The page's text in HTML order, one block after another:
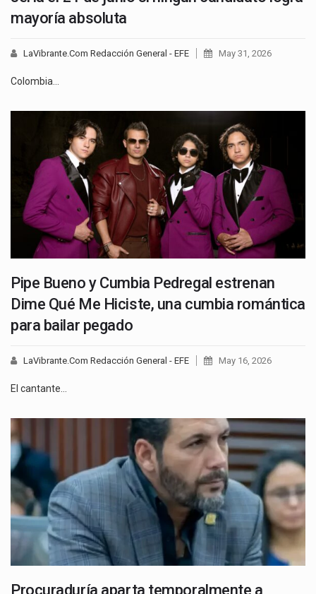
mayoría absoluta
LaVibrante.Com Redacción General - EFE May 31, 2026
Colombia…
Pipe Bueno y Cumbia Pedregal estrenan
Dime Qué Me Hiciste, una cumbia romántica
para bailar pegado
LaVibrante.Com Redacción General - EFE May 16, 2026
El cantante…
Procuraduría aparta temporalmente a